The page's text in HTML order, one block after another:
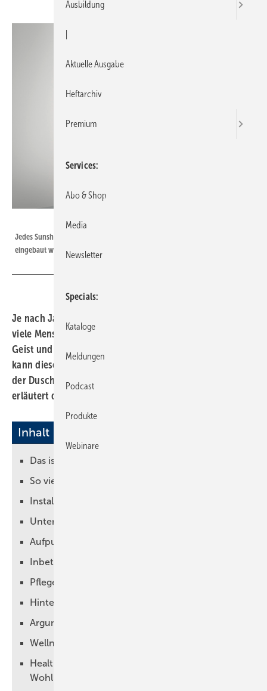
Jedes Sunshower-Modell kann als Unterputz- oder ­Aufputzvariante
eingebaut ­werden (Letztere auch in der Ecke des Duschbades).
Je nach Jahreszeit, Wohnort und Lebensstil bekommen
viele Menschen nicht ausreichend Licht, um Körper,
Geist und Seele gesund zu halten. Mit einer Sunshower
kann dieses Licht­defizit ausgeglichen werden – unter
der Dusche. Merijn Wegdam beschreibt die Funktion und
erläutert den Einbau.
Inhalt
Das ist beim Einbau zu beachten
So viel Platz benötigt ein Gerät
Installationsbox erleichtert den Einbau
Unterputzinstallation
Aufputzinstallation
Inbetriebnahme
Pflege, Wartung und Service
Hintergrund: Infrarot- und UV-Licht
Argumente fürs Verkaufsgespräch
Wellness first: Wohlfühlmoment für jeden Tag
Health first: Licht-Wellness für mehr
Wohlbefinden
Ausbildung
Aktuelle Ausgabe
Heftarchiv
Premium
Services
Abo & Shop
Media
Newsletter
Specials
Kataloge
Meldungen
Podcast
Produkte
Webinare